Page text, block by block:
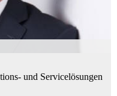
und Servicelösungen